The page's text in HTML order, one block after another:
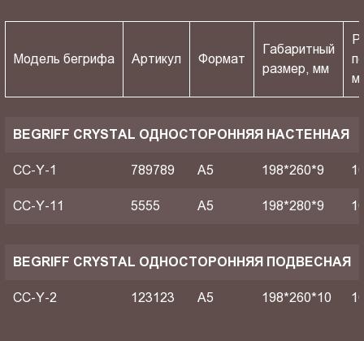
Модель бегрифа Артикул Формат
Габаритный
размер, мм
BEGRIFF CRYSTAL ОДНОСТОРОННЯЯ НАСТЕННАЯ
CC-Y-1 789789 A5 198*260*9
CC-Y-11 5555 A5 198*280*9
BEGRIFF CRYSTAL ОДНОСТОРОННЯЯ ПОДВЕСНАЯ
CC-Y-2 123123 A5 198*260*10